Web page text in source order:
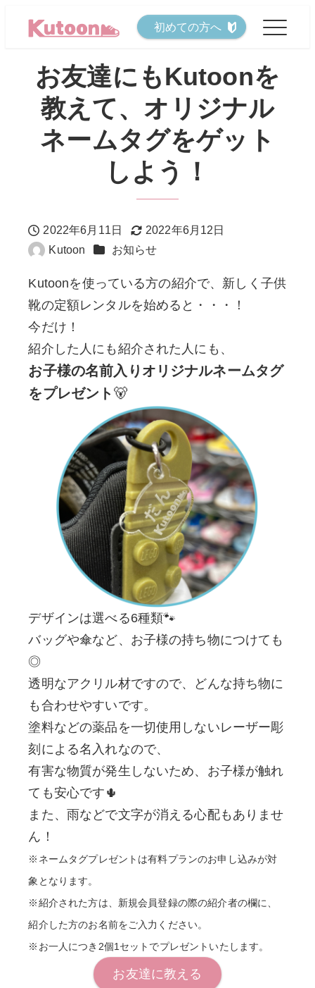
初めての方へ
お友達にもKutoonを
教えて、オリジナル
ネームタグをゲット
しよう！
投稿日
2022年6月11日
更新日
2022年6月12日
著
者
Kutoon カテゴリー
お知らせ
Kutoonを使っている方の紹介で、新しく子供
靴の定額レンタルを始めると・・・！
今だけ！
紹介した人にも紹介された人にも、
お子様の名前入りオリジナルネームタグ
をプレゼント 🐻
デザインは選べる6種類🐾
バッグや傘など、お子様の持ち物につけても
◎
透明なアクリル材ですので、どんな持ち物に
も合わせやすいです。
塗料などの薬品を一切使用しないレーザー彫
刻による名入れなので、
有害な物質が発生しないため、お子様が触れ
ても安心です🌵
また、雨などで文字が消える心配もありませ
ん！
※ネームタグプレゼントは有料プランのお申し込みが対
象となります。
※紹介された方は、新規会員登録の際の紹介者の欄に、
紹介した方のお名前をご入力ください。
※お一人につき2個1セットでプレゼントいたします。
お友達に教える